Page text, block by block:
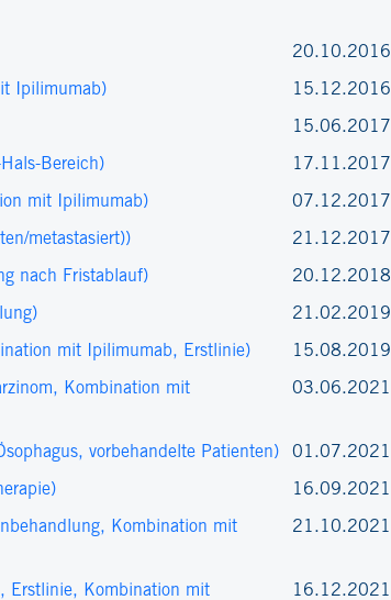
20.10.2016
Ipilimumab) 15.12.2016
15.06.2017
Bereich) 17.11.2017
mit Ipilimumab) 07.12.2017
metastasiert)) 21.12.2017
nach Fristablauf) 20.12.2018
21.02.2019
mit Ipilimumab, Erstlinie) 15.08.2019
Kombination mit
03.06.2021
vorbehandelte Patienten) 01.07.2021
16.09.2021
Kombination mit
21.10.2021
Erstlinie, Kombination mit
16.12.2021